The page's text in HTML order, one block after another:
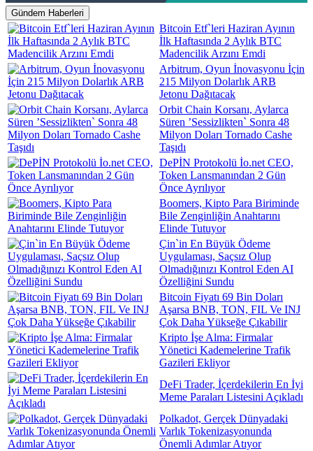
Gündem Haberleri
Bitcoin Etf`leri Haziran Ayının
İlk Haftasında 2 Aylık BTC
Madencilik Arzını Emdi
Arbitrum, Oyun İnovasyonu İçin
215 Milyon Dolarlık ARB
Jetonu Dağıtacak
Orbit Chain Korsanı, Aylarca
Süren ’Sessizlikten` Sonra 48
Milyon Doları Tornado Cashe
Taşıdı
DePİN Protokolü İo.net CEO,
Token Lansmanından 2 Gün
Önce Ayrılıyor
Boomers, Kipto Para Biriminde
Bile Zenginliğin Anahtarını
Elinde Tutuyor
Çin`in En Büyük Ödeme
Uygulaması, Saçsız Olup
Olmadığınızı Kontrol Eden AI
Özelliğini Sundu
Bitcoin Fiyatı 69 Bin Doları
Aşarsa BNB, TON, FIL Ve INJ
Çok Daha Yükseğe Çıkabilir
Kripto İşe Alma: Firmalar
Yönetici Kademelerine Trafik
Gazileri Ekliyor
DeFi Trader, İçerdekilerin En İyi
Meme Paraları Listesini Açıkladı
Polkadot, Gerçek Dünyadaki
Varlık Tokenizasyonunda
Önemli Adımlar Atıyor